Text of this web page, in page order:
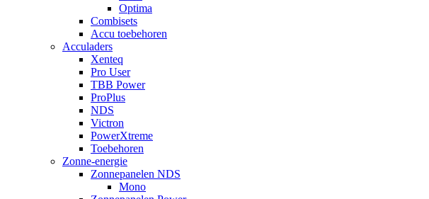
Optima
Combisets
Accu toebehoren
Acculaders
Xenteq
Pro User
TBB Power
ProPlus
NDS
Victron
PowerXtreme
Toebehoren
Zonne-energie
Zonnepanelen NDS
Mono